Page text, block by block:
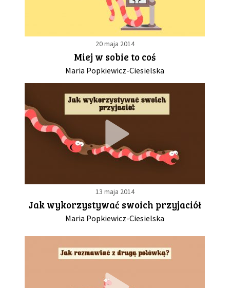
20 maja 2014
Miej w sobie to coś
Maria Popkiewicz-Ciesielska
13 maja 2014
Jak wykorzystywać swoich przyjaciół
Maria Popkiewicz-Ciesielska